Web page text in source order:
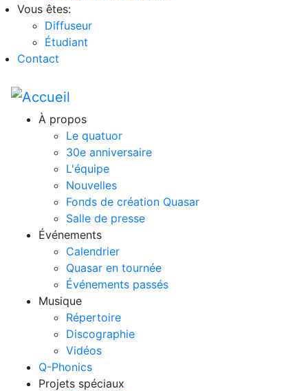
Vous êtes:
Diffuseur
Étudiant
Contact
À propos
Le quatuor
30e anniversaire
L'équipe
Nouvelles
Fonds de création Quasar
Salle de presse
Événements
Calendrier
Quasar en tournée
Événements passés
Musique
Répertoire
Discographie
Vidéos
Q-Phonics
Projets spéciaux